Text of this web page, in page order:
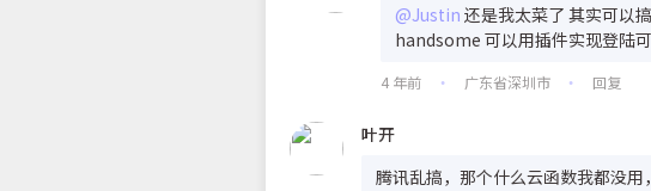
@Justin 还是我太菜了 其实可以
handsome 可以用插件实现登陆
4 年前 • 广东省深圳市 • 回复
叶开
腾讯乱搞，那个什么云函数我都没用